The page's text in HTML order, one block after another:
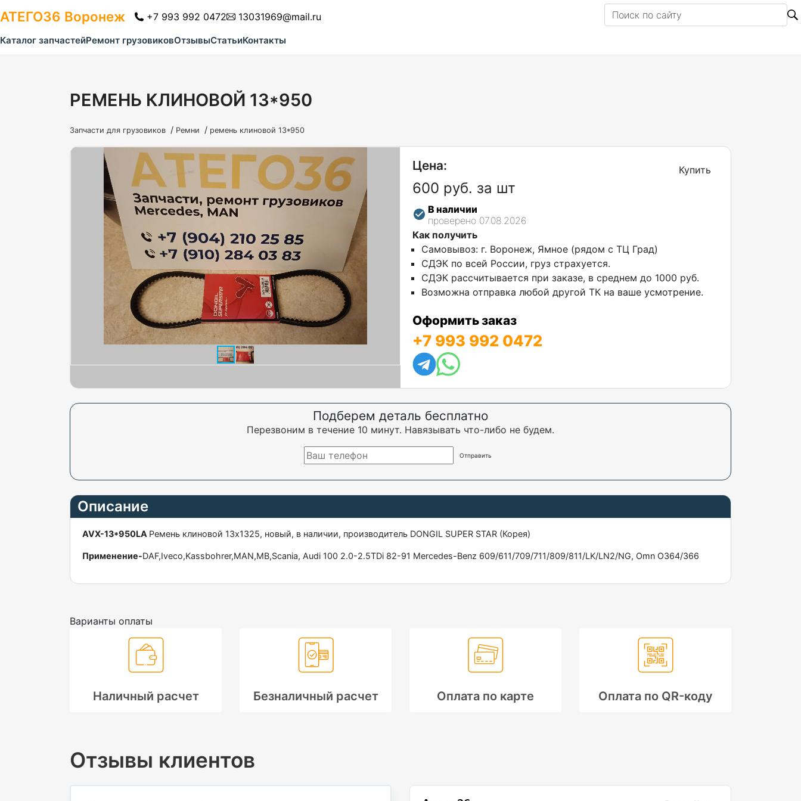
АТЕГО36 Воронеж +7 993 992 0472 13031969@mail.ru
Каталог запчастейРемонт грузовиковОтзывыСтатьиКонтакты
РЕМЕНЬ КЛИНОВОЙ 13*950
Запчасти для грузовиков / Ремни / ремень клиновой 13*950
Цена:
600 руб. за шт
В наличии
проверено 07.08.2026
Купить
Как получить
Самовывоз: г. Воронеж, Ямное (рядом с ТЦ Град)
СДЭК по всей России, груз страхуется.
СДЭК рассчитывается при заказе, в среднем до 1000 руб.
Возможна отправка любой другой ТК на ваше усмотрение.
Оформить заказ
+7 993 992 0472
Подберем деталь бесплатно
Перезвоним в течение 10 минут. Навязывать что-либо не будем.
Описание
AVX-13*950LA Ремень клиновой 13x1325, новый, в наличии, производитель DONGIL SUPER STAR (Корея)
Применение-DAF,Iveco,Kassbohrer,MAN,MB,Scania, Audi 100 2.0-2.5TDi 82-91 Mercedes-Benz 609/611/709/711/809/811/LK/LN2/NG, Omn O364/366
Варианты оплаты
Наличный расчет Безналичный расчет Оплата по карте Оплата по QR-коду
Отзывы клиентов